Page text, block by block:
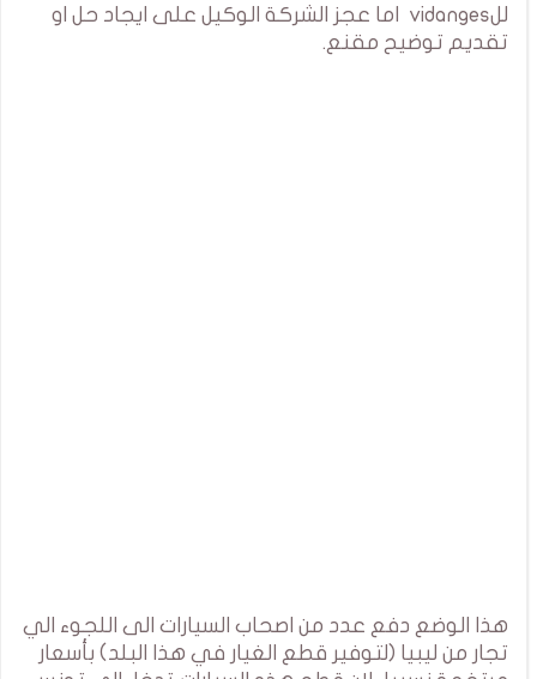
للvidanges اما عجز الشركة الوكيل على ايجاد حل او
تقديم توضيح مقنع.
هذا الوضع دفع عدد من اصحاب السيارات الى اللجوء الي
تجار من ليبيا (لتوفير قطع الغيار في هذا البلد) بأسعار